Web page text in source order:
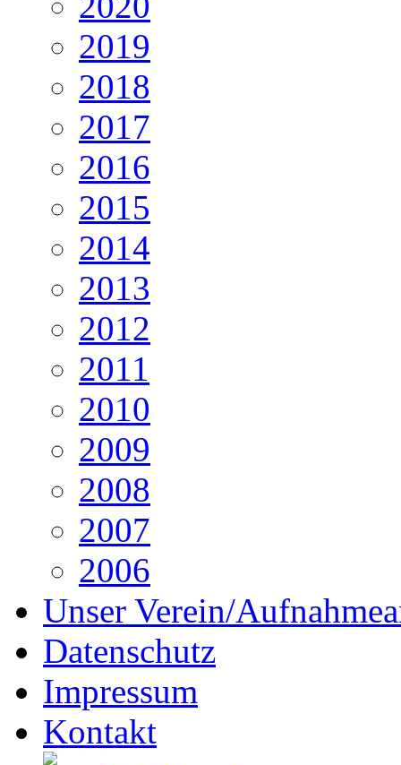
2019
2018
2017
2016
2015
2014
2013
2012
2011
2010
2009
2008
2007
2006
Unser Verein/
Datenschutz
Impressum
Kontakt